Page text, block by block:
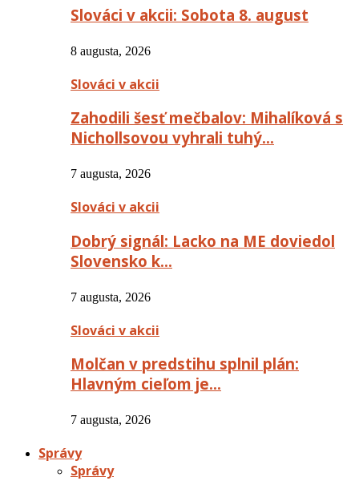
Slováci v akcii: Sobota 8. august
8 augusta, 2026
Slováci v akcii
Zahodili šesť mečbalov: Mihalíková s
Nichollsovou vyhrali tuhý…
7 augusta, 2026
Slováci v akcii
Dobrý signál: Lacko na ME doviedol
Slovensko k…
7 augusta, 2026
Slováci v akcii
Molčan v predstihu splnil plán:
Hlavným cieľom je…
7 augusta, 2026
Správy
Správy